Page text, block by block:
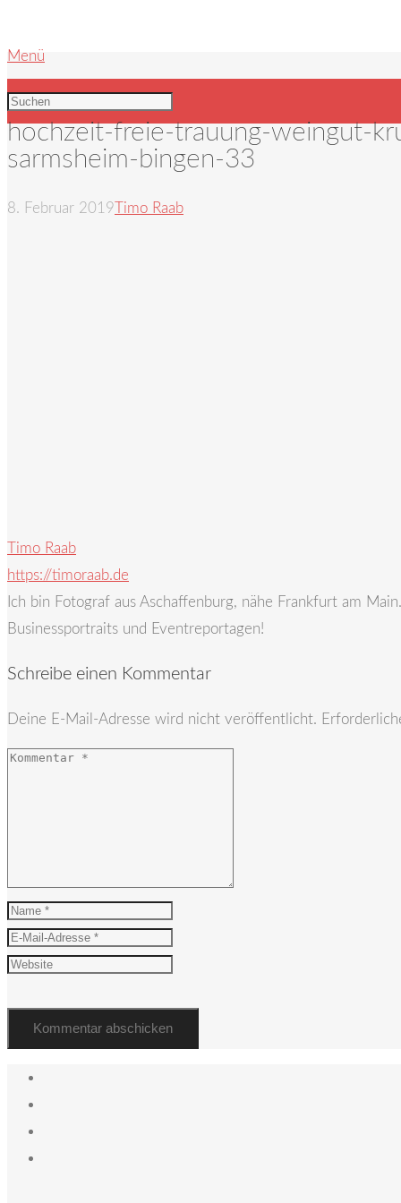
Menü
hochzeit-freie-trauung-weingut-
sarmsheim-bingen-33
8. Februar 2019 Timo Raab
Timo Raab
https://timoraab.de
Ich bin Fotograf aus Aschaffenburg, nähe Frankfurt am
Businessportraits und Eventreportagen!
Schreibe einen Kommentar
Deine E-Mail-Adresse wird nicht veröffentlicht.